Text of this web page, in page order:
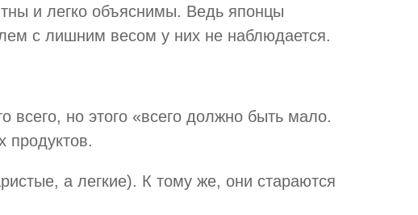
и легко объяснимы. Ведь японцы
с лишним весом у них не наблюдается.
всего, но этого «всего должно быть мало.
продуктов.
а легкие). К тому же, они стараются